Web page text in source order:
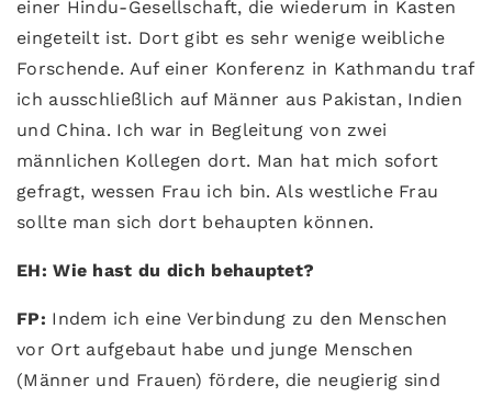
einer Hindu-Gesellschaft, die wiederum in Kasten
eingeteilt ist. Dort gibt es sehr wenige weibliche
Forschende. Auf einer Konferenz in Kathmandu traf
ich ausschließlich auf Männer aus Pakistan, Indien
und China. Ich war in Begleitung von zwei
männlichen Kollegen dort. Man hat mich sofort
gefragt, wessen Frau ich bin. Als westliche Frau
sollte man sich dort behaupten können.
EH: Wie hast du dich behauptet?
FP: Indem ich eine Verbindung zu den Menschen
vor Ort aufgebaut habe und junge Menschen
(Männer und Frauen) fördere, die neugierig sind